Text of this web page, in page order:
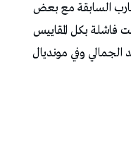
السابقة مع بعض
فاشلة بكل المقاييس
2006 مع دافيد الجمالي وفي مونديال